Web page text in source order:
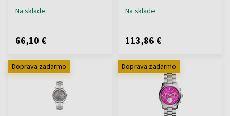
Na sklade
66,10 €
Na sklade
113,86 €
Doprava zadarmo Doprava zadarmo